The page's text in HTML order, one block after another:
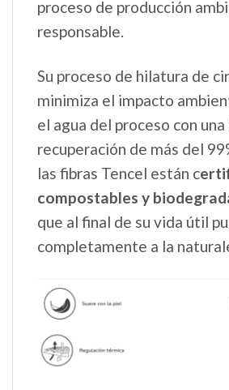
proceso de producción
responsable.
Su proceso de hilatura de
minimiza el impacto
el agua del proceso con
recuperación de más del
las fibras Tencel están c
compostables y
que al final de su vida útil
completamente a la